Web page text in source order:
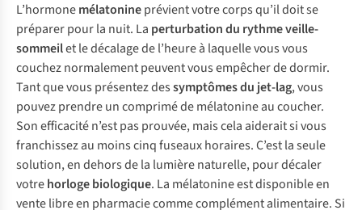
L’hormonemélatonineprévient votre corps qu’il doit se
préparer pour la nuit. La perturbation du rythme veille-
sommeilet le décalage de l’heure à laquelle vous vous
couchez normalement peuvent vous empêcher de dormir.
Tant que vous présentez dessymptômes du jet-lag, vous
pouvez prendre un comprimé de mélatonine au coucher.
Son efficacité n’est pas prouvée, mais cela aiderait si vous
franchissez au moins cinq fuseaux horaires. C’est la seule
solution, en dehors de la lumière naturelle, pour décaler
votrehorloge biologique. La mélatonine est disponible en
vente libre en pharmacie comme complément alimentaire. Si